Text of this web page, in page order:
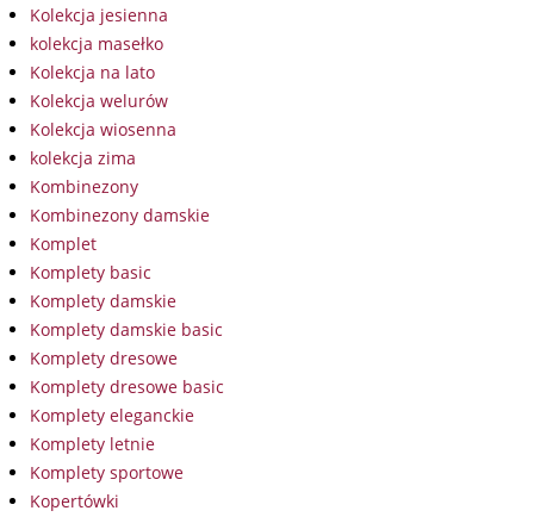
Kolekcja jesienna
kolekcja masełko
Kolekcja na lato
Kolekcja welurów
Kolekcja wiosenna
kolekcja zima
Kombinezony
Kombinezony damskie
Komplet
Komplety basic
Komplety damskie
Komplety damskie basic
Komplety dresowe
Komplety dresowe basic
Komplety eleganckie
Komplety letnie
Komplety sportowe
Kopertówki